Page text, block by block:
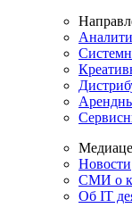
Новости
СМИ о
Об IT